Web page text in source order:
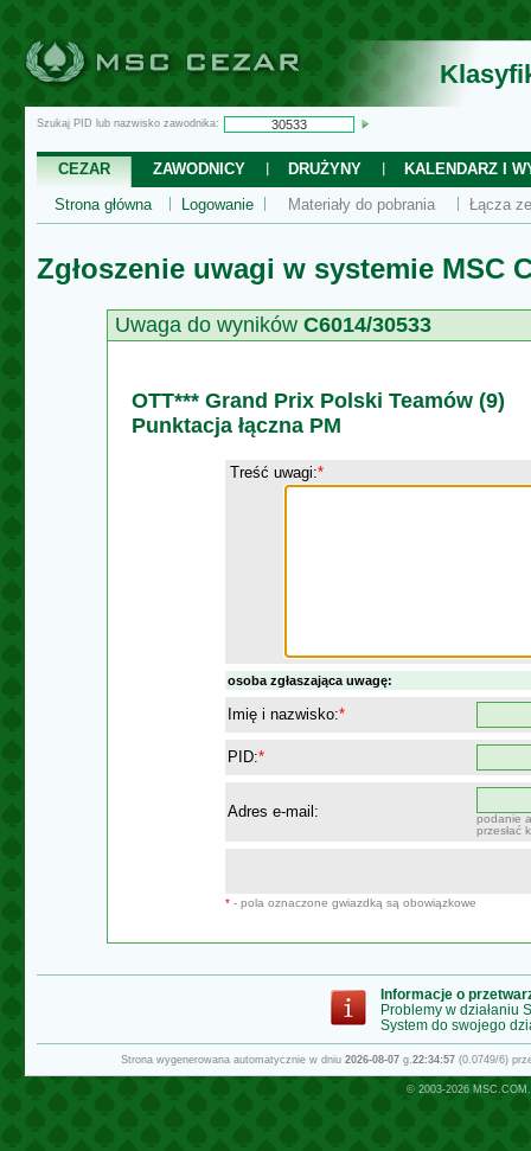
Szukaj PID lub nazwisko zawodnika:
CEZAR ZAWODNICY DRUŻYNY
KALENDARZ I
Strona główna
Logowanie Materiały do pobrania Łącza
Zgłoszenie uwagi w systemie MSC
Uwaga do wyników C6014/30533
OTT*** Grand Prix Polski Teamów (9)
Punktacja łączna PM
Treść uwagi:*
osoba zgłaszająca uwagę:
Imię i nazwisko:*
PID:*
Adres e-mail:
podanie
przesłać
* - pola oznaczone gwiazdką są obowiązkowe
Informacje o
Problemy w działaniu
System do swojego
Strona wygenerowana automatycznie w dniu 2026-08-07g.22:34:57(0.0749/6)
© 2003-2026